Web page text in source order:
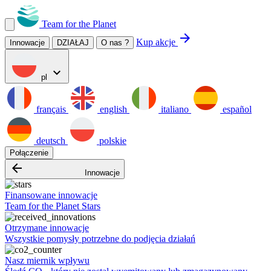
Team for the Planet
Innowacje DZIAŁAJ O nas ? Kup akcje arrow_forward
pl expand_more
français english italiano español
deutsch polskie
Połączenie
arrow_backward Innowacje
Finansowane innowacje
Team for the Planet Stars
Otrzymane innowacje
Wszystkie pomysły potrzebne do podjęcia działań
Nasz miernik wpływu